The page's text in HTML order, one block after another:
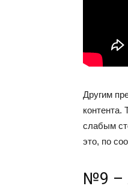
Другим
слабым
это, по
№9 –